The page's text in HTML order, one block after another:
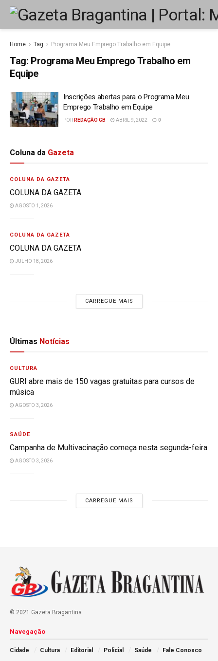
Home Tag Programa Meu Emprego Trabalho em Equipe
Tag: Programa Meu Emprego Trabalho em
Equipe
Inscrições abertas para o Programa Meu
Emprego Trabalho em Equipe
POR REDAÇÃO GB ABRIL 9, 2022 0
Coluna da Gazeta
COLUNA DA GAZETA
COLUNA DA GAZETA
AGOSTO 1, 2026
COLUNA DA GAZETA
COLUNA DA GAZETA
JULHO 18, 2026
CARREGUE MAIS
Últimas Notícias
CULTURA
GURI abre mais de 150 vagas gratuitas para cursos de
música
AGOSTO 3, 2026
SAÚDE
Campanha de Multivacinação começa nesta segunda-feira
AGOSTO 3, 2026
CARREGUE MAIS
© 2021 Gazeta Bragantina
Navegação
Cidade Cultura Editorial Policial Saúde Fale Conosco